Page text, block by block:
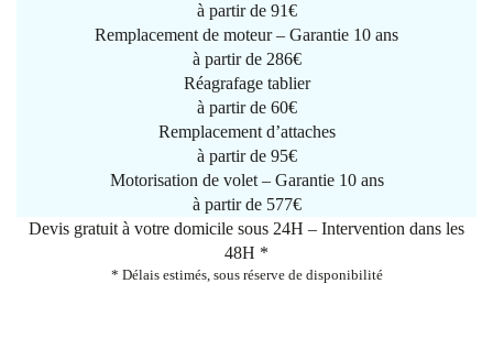
à partir de 91€
Remplacement de moteur – Garantie 10 ans
à partir de 286€
Réagrafage tablier
à partir de 60€
Remplacement d’attaches
à partir de 95€
Motorisation de volet – Garantie 10 ans
à partir de 577€
Devis gratuit à votre domicile sous 24H – Intervention dans les
48H *
* Délais estimés, sous réserve de disponibilité